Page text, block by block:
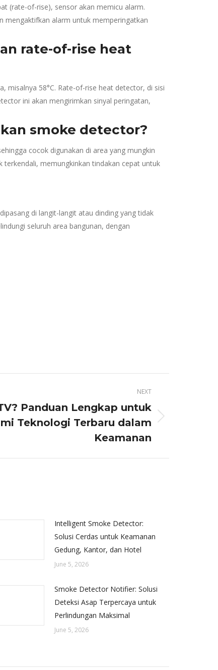
(rate-of-rise), sensor akan memicu alarm.
mengaktifkan alarm untuk memperingatkan
rate-of-rise heat
misalnya 58°C. Rate-of-rise heat detector, di sisi
ini akan mengirimkan sinyal peringatan,
smoke detector?
cocok digunakan di area yang mungkin
memungkinkan tindakan cepat untuk
di langit-langit atau dinding yang tidak
seluruh area bangunan, dengan
NEXT
Panduan Lengkap untuk
Teknologi Terbaru dalam
Keamanan
Intelligent Smoke Detector:
Solusi Cerdas untuk Keamanan
Gedung, Kantor, dan Hotel
June 5, 2026
Smoke Detector Notifier: Solusi
Deteksi Asap Terpercaya untuk
Perlindungan Maksimal
June 5, 2026